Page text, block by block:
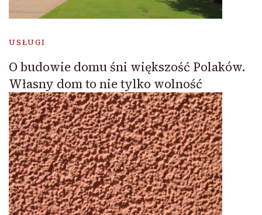
USŁUGI
O budowie domu śni większość Polaków.
Własny dom to nie tylko wolność